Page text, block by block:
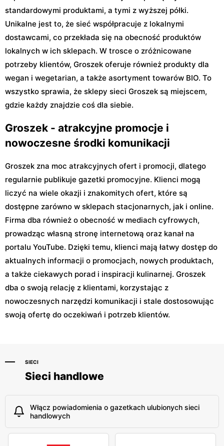
standardowymi produktami, a tymi z wyższej półki.
Unikalne jest to, że sieć współpracuje z lokalnymi
dostawcami, co przekłada się na obecność produktów
lokalnych w ich sklepach. W trosce o zróżnicowane
potrzeby klientów, Groszek oferuje również produkty dla
wegan i wegetarian, a także asortyment towarów BIO. To
wszystko sprawia, że sklepy sieci Groszek są miejscem,
gdzie każdy znajdzie coś dla siebie.
Groszek - atrakcyjne promocje i
nowoczesne środki komunikacji
Groszek zna moc atrakcyjnych ofert i promocji, dlatego
regularnie publikuje gazetki promocyjne. Klienci mogą
liczyć na wiele okazji i znakomitych ofert, które są
dostępne zarówno w sklepach stacjonarnych, jak i online.
Firma dba również o obecność w mediach cyfrowych,
prowadząc własną stronę internetową oraz kanał na
portalu YouTube. Dzięki temu, klienci mają łatwy dostęp do
aktualnych informacji o promocjach, nowych produktach,
a także ciekawych porad i inspiracji kulinarnej. Groszek
dba o swoją relację z klientami, korzystając z
nowoczesnych narzędzi komunikacji i stale dostosowując
swoją ofertę do oczekiwań i potrzeb klientów.
SIECI
Sieci handlowe
Włącz powiadomienia o gazetkach ulubionych sieci
handlowych